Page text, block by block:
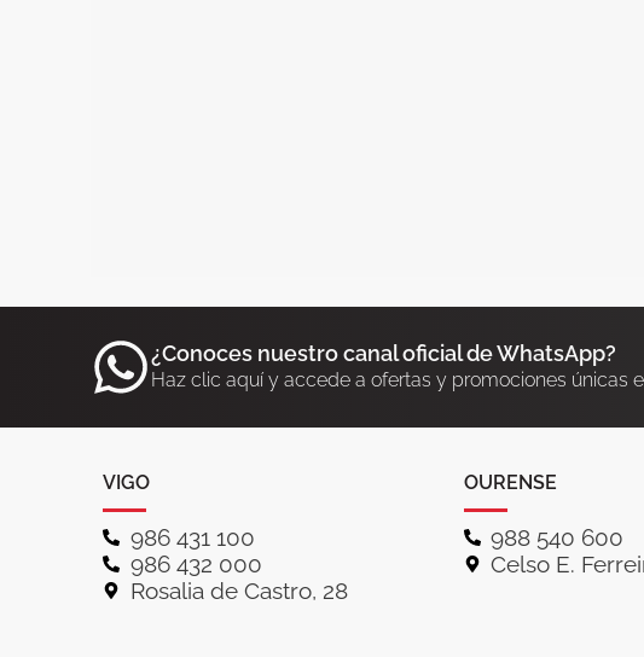
¿Conoces nuestro canal oficial de WhatsApp?
Haz clic aquí y accede a ofertas y promociones únicas
VIGO
986 431 100
986 432 000
Rosalia de Castro, 28
OURENSE
988 540 600
Celso E.